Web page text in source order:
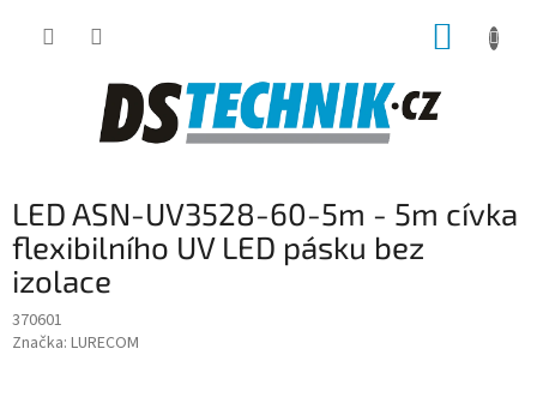
LED ASN-UV3528-60-5m - 5m cívka
flexibilního UV LED pásku bez
izolace
370601
Značka: LURECOM